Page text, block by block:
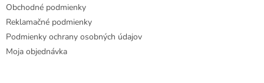
Obchodné podmienky
Reklamačné podmienky
Podmienky ochrany osobných údajov
Moja objednávka